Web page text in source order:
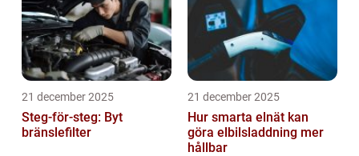
21 december 2025
Steg-för-steg: Byt
bränslefilter
21 december 2025
Hur smarta elnät kan
göra elbilsladdning mer
hållbar